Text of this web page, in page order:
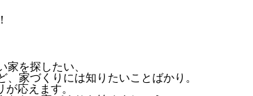
を探したい、
家づくりには知りたいことばかり。
応えます。